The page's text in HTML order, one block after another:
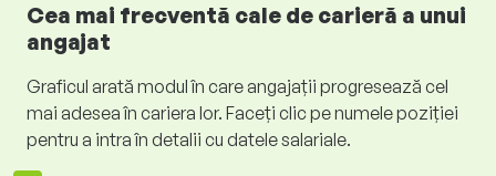
Cea mai frecventă cale de carieră a unui
angajat
Graficul arată modul în care angajații progresează cel
mai adesea în cariera lor. Faceți clic pe numele poziției
pentru a intra în detalii cu datele salariale.